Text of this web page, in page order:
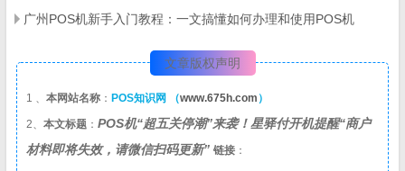
广州POS机新手入门教程：一文搞懂如何办理和使用POS机
文章版权声明
1 、 本网站名称 ： POS知识网 （www.675h.com ）
2、 本文标题 ： POS机“超五关停潮”来袭！星驿付开机提醒“商户
材料即将失效，请微信扫码更新” 链接 ：